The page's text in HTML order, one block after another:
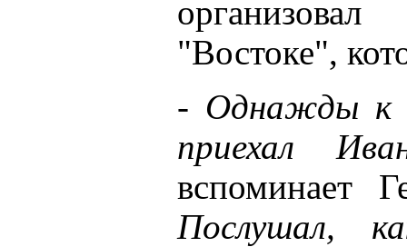
"Востоке",
- Однажды к
приехал
вспоминает
Послушал,